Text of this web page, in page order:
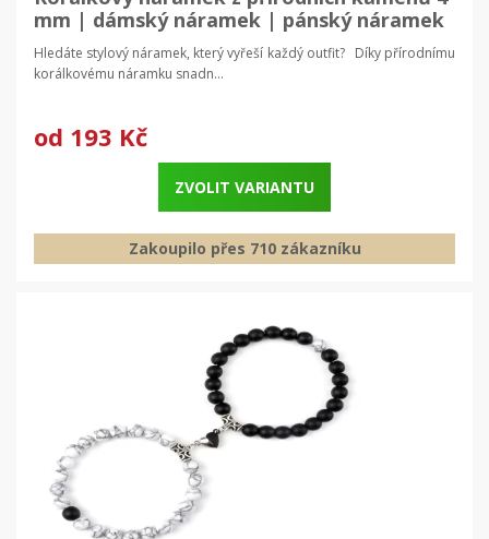
mm | dámský náramek | pánský náramek
Hledáte stylový náramek, který vyřeší každý outfit? Díky přírodnímu
korálkovému náramku snadn...
od 193 Kč
ZVOLIT VARIANTU
Zakoupilo přes 710 zákazníku